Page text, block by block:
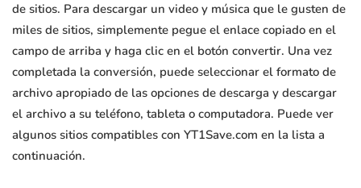
de sitios. Para descargar un video y música que le gusten de
miles de sitios, simplemente pegue el enlace copiado en el
campo de arriba y haga clic en el botón convertir. Una vez
completada la conversión, puede seleccionar el formato de
archivo apropiado de las opciones de descarga y descargar
el archivo a su teléfono, tableta o computadora. Puede ver
algunos sitios compatibles con YT1Save.com en la lista a
continuación.